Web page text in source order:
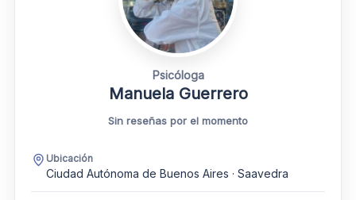
Psicóloga
Manuela Guerrero
Sin reseñas por el momento
Ubicación
Ciudad Autónoma de Buenos Aires · Saavedra